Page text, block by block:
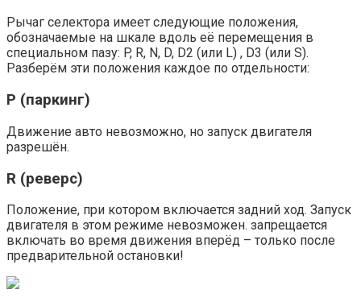
Рычаг селектора имеет следующие положения,
обозначаемые на шкале вдоль её перемещения в
специальном пазу: P, R, N, D, D2 (или L) , D3 (или S).
Разберём эти положения каждое по отдельности:
P (паркинг)
Движение авто невозможно, но запуск двигателя
разрешён.
R (реверс)
Положение, при котором включается задний ход. Запуск
двигателя в этом режиме невозможен. запрещается
включать во время движения вперёд – только после
предварительной остановки!